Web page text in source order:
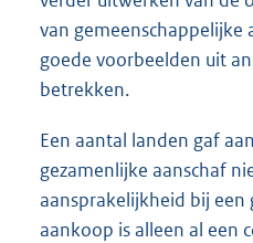
van gemeenschappelijke
goede voorbeelden uit
betrekken.
Een aantal landen gaf
gezamenlijke aanschaf
aansprakelijkheid bij een
aankoop is alleen al een